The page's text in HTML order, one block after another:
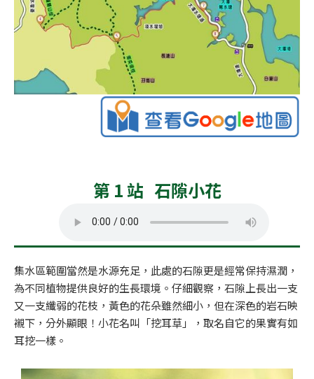
第 1 站 石隙小花
集水區範圍當然是水源充足，此處的石隙更是經常保持濕潤，
為不同植物提供良好的生長環境。仔細觀察，石隙上長出一支
又一支纖弱的花枝，黃色的花朵雖然細小，但在深色的岩石映
襯下，分外顯眼！小花名叫「挖耳草」，取名自它的果實有如
耳挖一樣。